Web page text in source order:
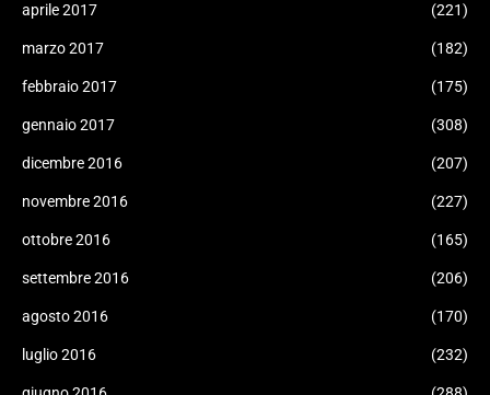
aprile 2017 (221)
marzo 2017 (182)
febbraio 2017 (175)
gennaio 2017 (308)
dicembre 2016 (207)
novembre 2016 (227)
ottobre 2016 (165)
settembre 2016 (206)
agosto 2016 (170)
luglio 2016 (232)